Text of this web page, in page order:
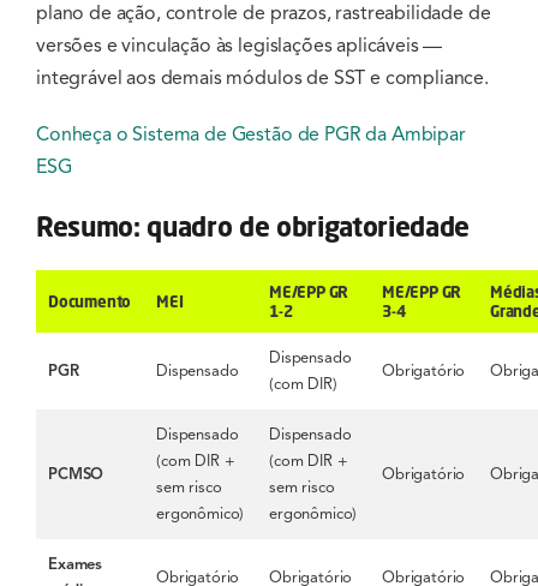
plano de ação, controle de prazos, rastreabilidade de
versões e vinculação às legislações aplicáveis —
integrável aos demais módulos de SST e compliance.
Conheça o Sistema de Gestão de PGR da Ambipar
ESG
Resumo: quadro de obrigatoriedade
Documento MEI
ME/EPP GR
1-2
ME/EPP GR
3-4
PGR Dispensado
Dispensado
(com DIR)
Obrigatório
PCMSO
Dispensado
(com DIR +
sem risco
ergonômico)
Dispensado
(com DIR +
sem risco
ergonômico)
Obrigatório
Exames
Obrigatório Obrigatório Obrigatório